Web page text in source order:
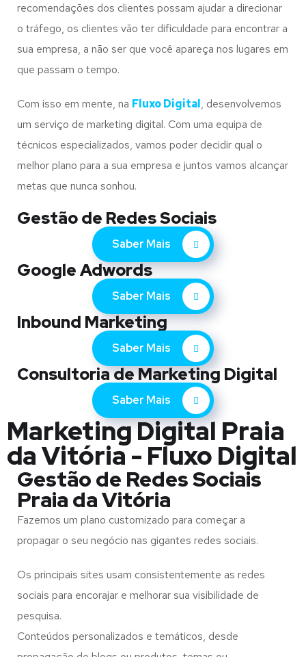
recomendações dos clientes possam ajudar a direcionar
o tráfego, os clientes vão ter dificuldade para encontrar a
sua empresa, a não ser que você apareça nos lugares em
que passam o tempo.
Com isso em mente, na Fluxo Digital, desenvolvemos
um serviço de marketing digital. Com uma equipa de
técnicos especializados, vamos poder decidir qual o
melhor plano para a sua empresa e juntos vamos alcançar
metas que nunca sonhou.
Gestão de Redes Sociais
Saber Mais
Google Adwords
Saber Mais
Inbound Marketing
Saber Mais
Consultoria de Marketing Digital
Saber Mais
Marketing Digital Praia
da Vitória - Fluxo Digital
Gestão de Redes Sociais
Praia da Vitória
Fazemos um plano customizado para começar a
propagar o seu negócio nas gigantes redes sociais.
Os principais sites usam consistentemente as redes
sociais para encorajar e melhorar sua visibilidade de
pesquisa.
Conteúdos personalizados e temáticos, desde